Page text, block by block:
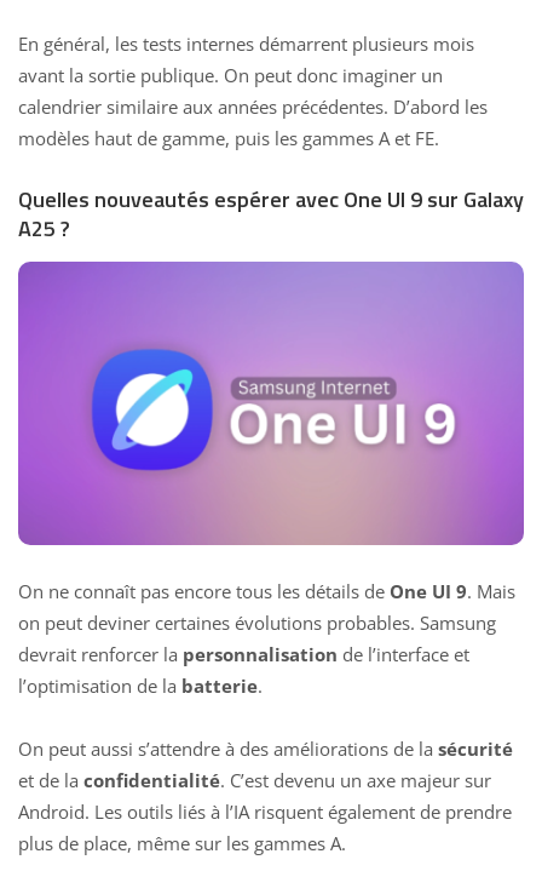
En général, les tests internes démarrent plusieurs mois
avant la sortie publique. On peut donc imaginer un
calendrier similaire aux années précédentes. D’abord les
modèles haut de gamme, puis les gammes A et FE.
Quelles nouveautés espérer avec One UI 9 sur Galaxy
A25 ?
On ne connaît pas encore tous les détails de One UI 9. Mais
on peut deviner certaines évolutions probables. Samsung
devrait renforcer la personnalisation de l’interface et
l’optimisation de la batterie.
On peut aussi s’attendre à des améliorations de la sécurité
et de la confidentialité. C’est devenu un axe majeur sur
Android. Les outils liés à l’IA risquent également de prendre
plus de place, même sur les gammes A.